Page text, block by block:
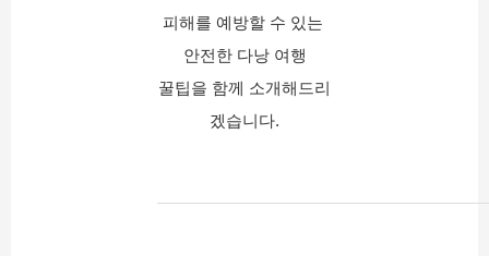
피해를 예방할 수 있는
안전한 다낭 여행
꿀팁을 함께 소개해드리
겠습니다.